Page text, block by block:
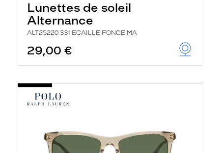
Lunettes de soleil
Alternance
ALT25220 331 ECAILLE FONCE MA
29,00 €